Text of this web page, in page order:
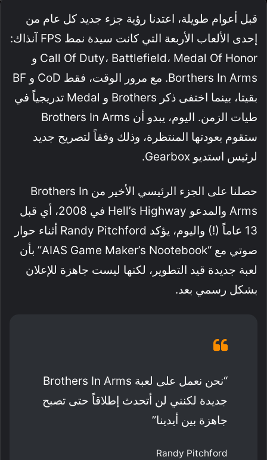
قبل أعوام طويلة، اعتدنا رؤية جزء جديد كل عام من
إحدى الألعاب الأربعة التي كانت سيدة نمط FPS آنذاك:
Call Of Duty، Battlefield، Medal Of Honor و
Borthers In Arms. مع مرور الوقت، فقط CoD و BF
بقيتا، بينما اختفى ذكر Brothers و Medal تدريجياً في
طيات الزمن. اليوم، يبدو أن Brothers In Arms
ستقوم بعودتها المنتظرة، وذلك وفقاً لتصريح جديد
لرئيس استديو Gearbox.
حصلنا على الجزء الرئيسي الأخير من Brothers In
Arms والمدعو Hell’s Highway في 2008، أي قبل
13 عاماً (!) واليوم، يؤكد Randy Pitchford أثناء حوار
صوتي مع “AIAS Game Maker’s Nootebook” بأن
لعبة جديدة قيد التطوير، لكنها ليست جاهزة للإعلان
بشكل رسمي بعد.
“نحن نعمل على لعبة Brothers In Arms
جديدة لكنني لن أتحدث إطلاقاً حتى تصبح
جاهزة بين أيدينا”
Randy Pitchford